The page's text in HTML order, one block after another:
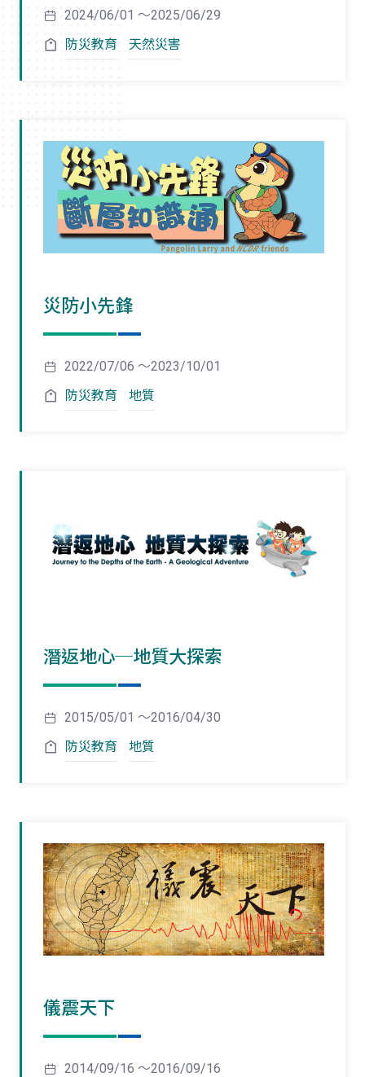
2024/06/01 ～2025/06/29
防災教育
天然災害
災防小先鋒
2022/07/06 ～2023/10/01
防災教育
地質
潛返地心─地質大探索
2015/05/01 ～2016/04/30
防災教育
地質
儀震天下
2014/09/16 ～2016/09/16